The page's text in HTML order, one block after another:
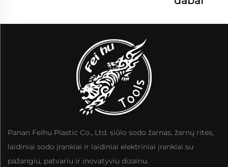
Panan Feihu Plastic Co., Ltd. siūlo sodo žarnas, žarnų ritės,
laidiniai sodo įrankiai ir laidiniai elektriniai įrankiai su
pažangiu, patvariu ir inovatyviu dizainu.